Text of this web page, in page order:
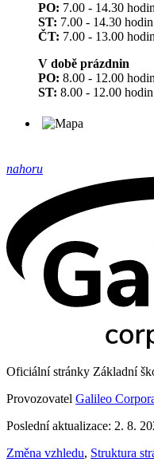
PO: 7.00 - 14.30 hodin
ST: 7.00 - 14.30 hodin
ČT: 7.00 - 13.00 hodin
V době prázdnin
PO: 8.00 - 12.00 hodin
ST: 8.00 - 12.00 hodin
nahoru
Oficiální stránky Základní
Provozovatel Galileo
Poslední aktualizace: 2. 8.
Změna vzhledu, Struktura